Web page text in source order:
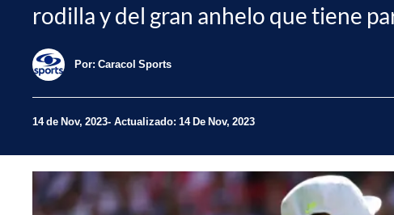
rodilla y del gran anhelo que tiene
Por: Caracol Sports
14 de Nov, 2023 Actualizado: 14 De Nov, 2023